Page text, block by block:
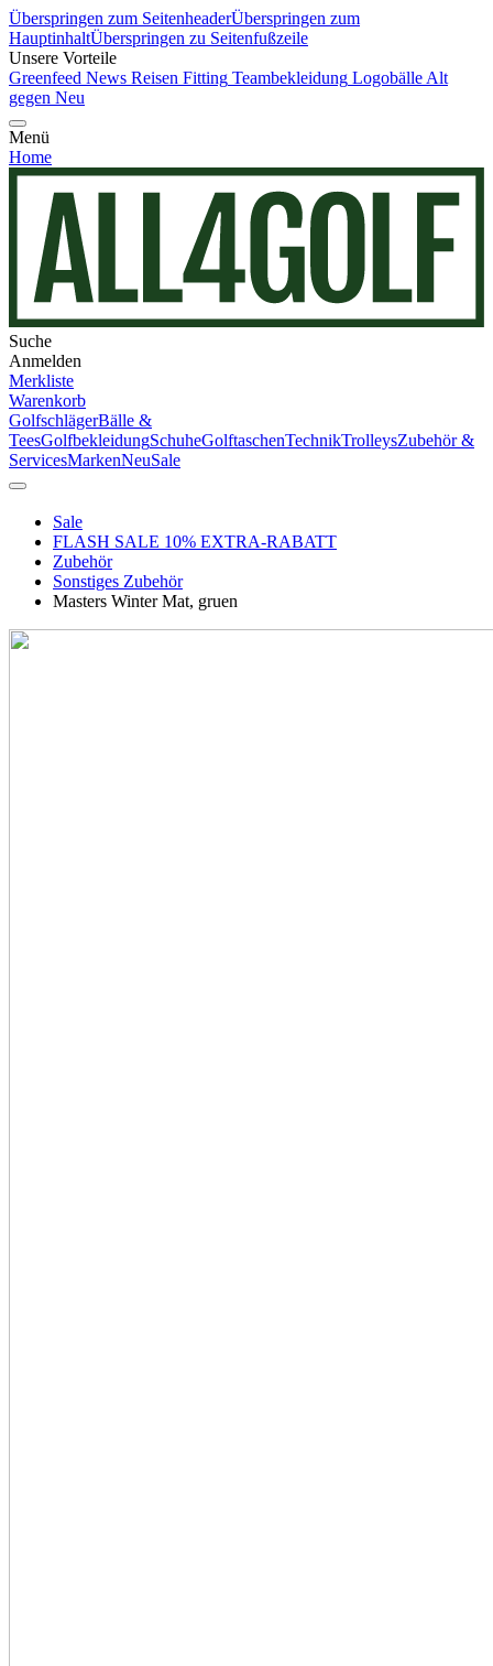
Überspringen zum SeitenheaderÜberspringen zum
HauptinhaltÜberspringen zu Seitenfußzeile
Unsere Vorteile
Greenfeed News Reisen Fitting Teambekleidung Logobälle Alt
gegen Neu
Menü
Home
Suche
Anmelden
Merkliste
Warenkorb
GolfschlägerBälle &
TeesGolfbekleidungSchuheGolftaschenTechnikTrolleysZubehör &
ServicesMarkenNeuSale
Sale
FLASH SALE 10% EXTRA-RABATT
Zubehör
Sonstiges Zubehör
Masters Winter Mat, gruen